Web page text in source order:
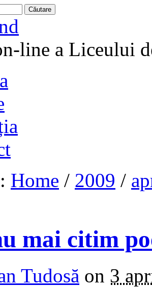
line a Liceului
Home / 2009 /
mai citim
Tudosă on 3